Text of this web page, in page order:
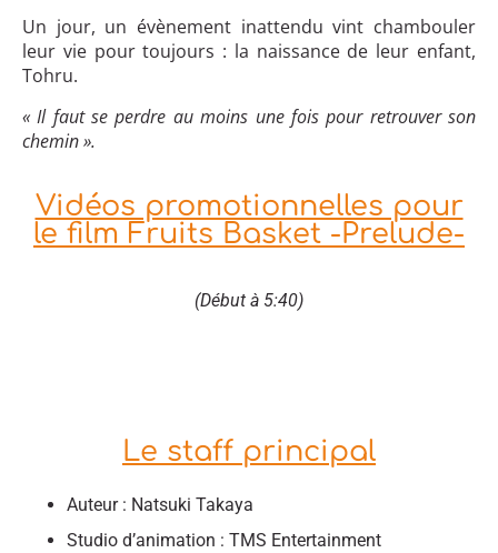
Un jour, un évènement inattendu vint chambouler
leur vie pour toujours : la naissance de leur enfant,
Tohru.
« Il faut se perdre au moins une fois pour retrouver son
chemin ».
Vidéos promotionnelles pour
le film Fruits Basket -Prelude-
(Début à 5:40)
Le staff principal
Auteur : Natsuki Takaya
Studio d’animation : TMS Entertainment